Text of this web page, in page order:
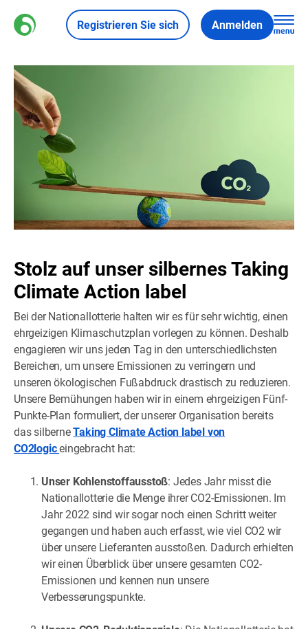
Registrieren Sie sich Anmelden
Stolz auf unser silbernes Taking
Climate Action label
Bei der Nationallotterie halten wir es für sehr wichtig, einen
ehrgeizigen Klimaschutzplan vorlegen zu können. Deshalb
engagieren wir uns jeden Tag in den unterschiedlichsten
Bereichen, um unsere Emissionen zu verringern und
unseren ökologischen Fußabdruck drastisch zu reduzieren.
Unsere Bemühungen haben wir in einem ehrgeizigen Fünf-
Punkte-Plan formuliert, der unserer Organisation bereits
das silberneTaking Climate Action label von
CO2logiceingebracht hat:
Unser Kohlenstoffausstoß: Jedes Jahr misst die
Nationallotterie die Menge ihrer CO2-Emissionen. Im
Jahr 2022 sind wir sogar noch einen Schritt weiter
gegangen und haben auch erfasst, wie viel CO2 wir
über unsere Lieferanten ausstoßen. Dadurch erhielten
wir einen Überblick über unsere gesamten CO2-
Emissionen und kennen nun unsere
Verbesserungspunkte.